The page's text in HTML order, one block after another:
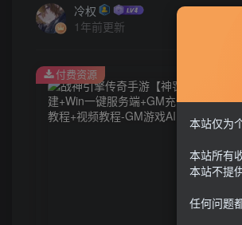
冷权
1年前更新
付费资源
本站仅为
本站所有
本站不提
任何问题